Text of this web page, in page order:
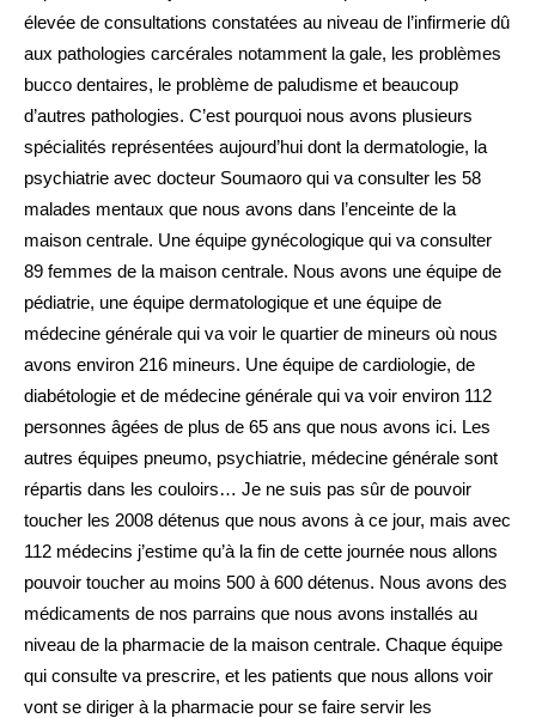
élevée de consultations constatées au niveau de l’infirmerie dû
aux pathologies carcérales notamment la gale, les problèmes
bucco dentaires, le problème de paludisme et beaucoup
d’autres pathologies. C’est pourquoi nous avons plusieurs
spécialités représentées aujourd’hui dont la dermatologie, la
psychiatrie avec docteur Soumaoro qui va consulter les 58
malades mentaux que nous avons dans l’enceinte de la
maison centrale. Une équipe gynécologique qui va consulter
89 femmes de la maison centrale. Nous avons une équipe de
pédiatrie, une équipe dermatologique et une équipe de
médecine générale qui va voir le quartier de mineurs où nous
avons environ 216 mineurs. Une équipe de cardiologie, de
diabétologie et de médecine générale qui va voir environ 112
personnes âgées de plus de 65 ans que nous avons ici. Les
autres équipes pneumo, psychiatrie, médecine générale sont
répartis dans les couloirs… Je ne suis pas sûr de pouvoir
toucher les 2008 détenus que nous avons à ce jour, mais avec
112 médecins j’estime qu’à la fin de cette journée nous allons
pouvoir toucher au moins 500 à 600 détenus. Nous avons des
médicaments de nos parrains que nous avons installés au
niveau de la pharmacie de la maison centrale. Chaque équipe
qui consulte va prescrire, et les patients que nous allons voir
vont se diriger à la pharmacie pour se faire servir les